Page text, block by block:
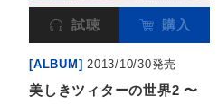
試聴 購入
[ALBUM] 2013/10/30発売
美しきツィターの世界2 〜